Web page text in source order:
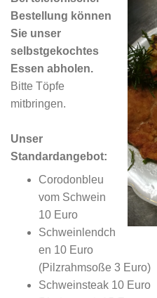
Bestellung können
Sie unser
selbstgekochtes
Essen abholen.
Bitte Töpfe
mitbringen.
Unser
Standardangebot:
Corodonbleu
vom Schwein
10 Euro
Schweinlendch
en 10 Euro
(Pilzrahmsoße 3 Euro)
Schweinsteak 10 Euro